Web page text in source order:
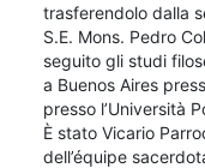
trasferendolo dalla
S.E. Mons. Pedro
seguito gli studi
a Buenos Aires
presso l’Università
È stato Vicario
dell’équipe